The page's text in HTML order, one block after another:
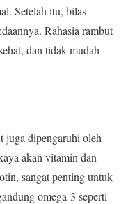
Setelah itu, bilas
Rahasia rambut
dan tidak mudah
juga dipengaruhi oleh
akan vitamin dan
sangat penting untuk
omega-3 seperti